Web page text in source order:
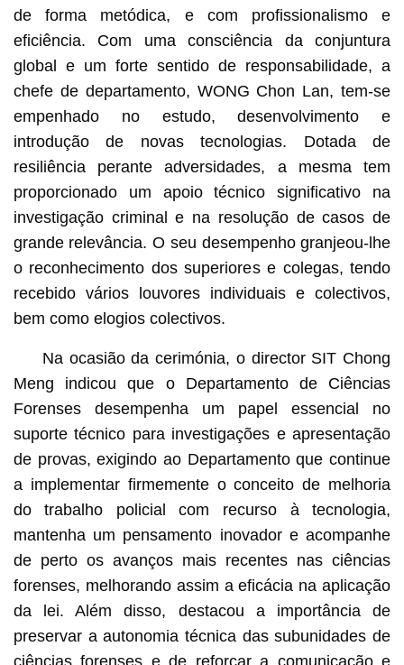
de forma metódica, e com profissionalismo e
eficiência. Com uma consciência da conjuntura
global e um forte sentido de responsabilidade, a
chefe de departamento, WONG Chon Lan, tem-se
empenhado no estudo, desenvolvimento e
introdução de novas tecnologias. Dotada de
resiliência perante adversidades, a mesma tem
proporcionado um apoio técnico significativo na
investigação criminal e na resolução de casos de
grande relevância. O seu desempenho granjeou-lhe
o reconhecimento dos superiores e colegas, tendo
recebido vários louvores individuais e colectivos,
bem como elogios colectivos.
Na ocasião da cerimónia, o director SIT Chong
Meng indicou que o Departamento de Ciências
Forenses desempenha um papel essencial no
suporte técnico para investigações e apresentação
de provas, exigindo ao Departamento que continue
a implementar firmemente o conceito de melhoria
do trabalho policial com recurso à tecnologia,
mantenha um pensamento inovador e acompanhe
de perto os avanços mais recentes nas ciências
forenses, melhorando assim a eficácia na aplicação
da lei. Além disso, destacou a importância de
preservar a autonomia técnica das subunidades de
ciências forenses e de reforçar a comunicação e